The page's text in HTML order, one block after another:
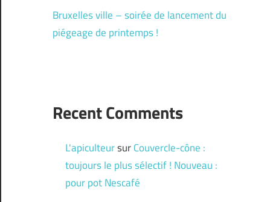
Bruxelles ville – soirée de lancement du
piégeage de printemps !
Recent Comments
L'apiculteursurCouvercle-cône :
toujours le plus sélectif ! Nouveau :
pour pot Nescafé